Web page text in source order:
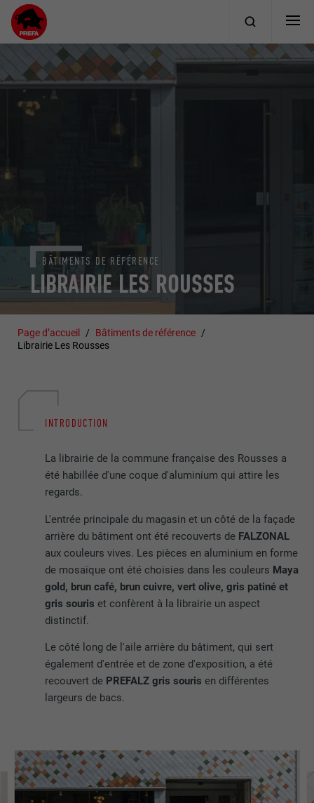
LIBRAIRIE LES ROUSSES
BÂTIMENTS DE RÉFÉRENCE
Page d’accueil
Bâtiments de référence
Librairie Les Rousses
INTRODUCTION
La librairie de la commune française des Rousses a
été habillée d'une coque d'aluminium qui attire les
regards.
L'entrée principale du magasin et un côté de la façade
arrière du bâtiment ont été recouverts de FALZONAL
aux couleurs vives. Les pièces en aluminium en forme
de mosaïque ont été choisies dans les couleurs Maya
gold, brun café, brun cuivre, vert olive, gris patiné et
gris souris et confèrent à la librairie un aspect
distinctif.
Le côté long de l'aile arrière du bâtiment, qui sert
également d'entrée et de zone d'exposition, a été
recouvert de PREFALZ gris souris en différentes
largeurs de bacs.